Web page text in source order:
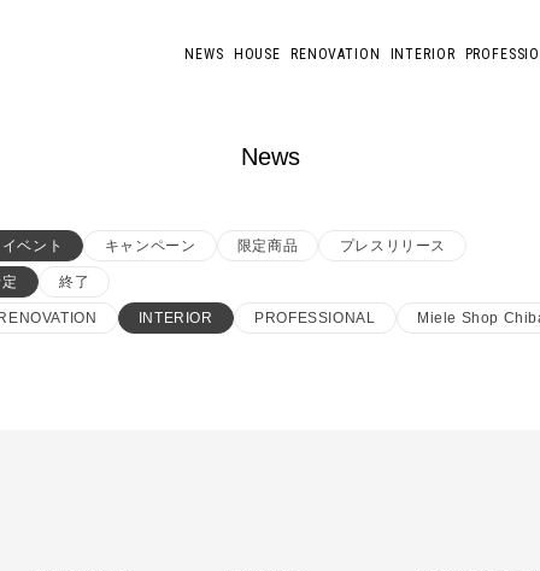
NEWS HOUSE RENOVATION INTERIOR
News
イベント キャンペーン 限定商品 プレスリリース
終了
INTERIOR PROFESSIONAL Miele Shop